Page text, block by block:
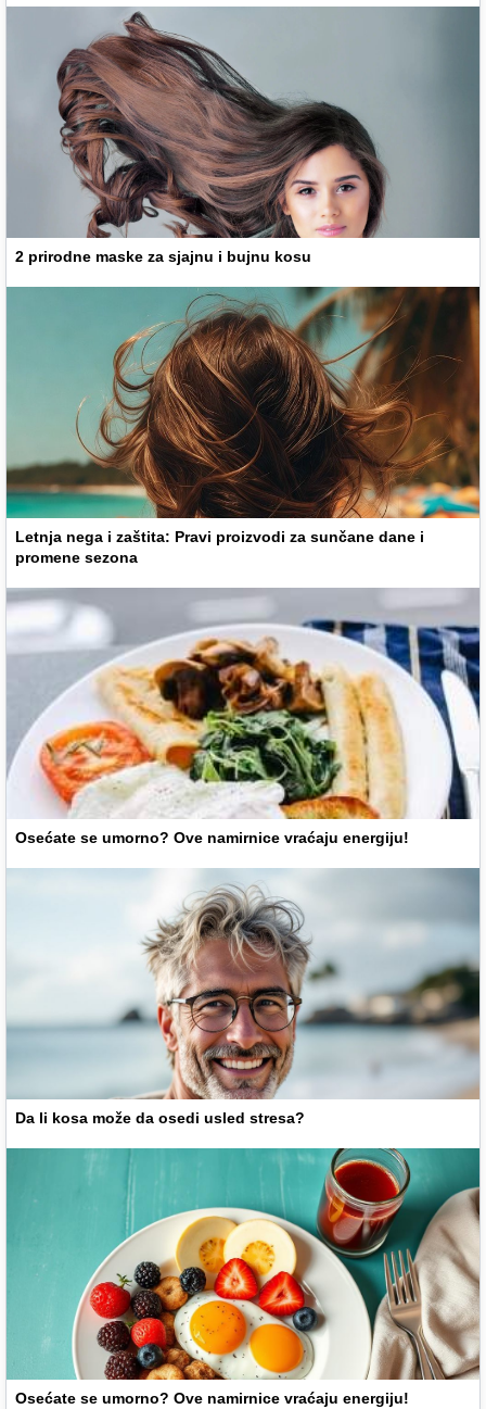
2 prirodne maske za sjajnu i bujnu kosu
Letnja nega i zaštita: Pravi proizvodi za sunčane dane i
promene sezona
Osećate se umorno? Ove namirnice vraćaju energiju!
Da li kosa može da osedi usled stresa?
Osećate se umorno? Ove namirnice vraćaju energiju!